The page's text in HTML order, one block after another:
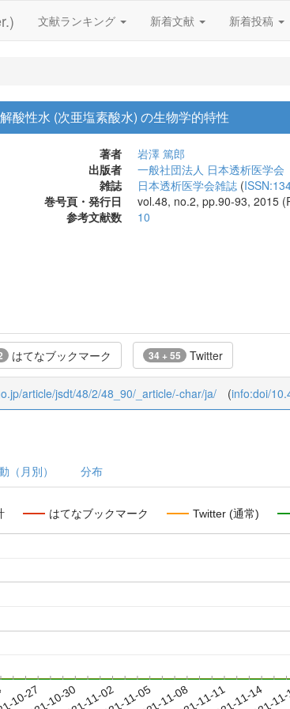
文献ランキング 新着文献 新着投稿
酸性水 (次亜塩素酸水) の生物学的特性
著者
岩澤 篤郎
出版者
一般社団法人 日本透析医学会
雑誌
日本透析医学会雑誌 (
巻号頁・発行日
vol.48, no.2, pp.90-93, 2015
参考文献数
10
はてなブックマーク 34 + 55 Twitter
article/jsdt/48/2/48_90/_article/-char/ja/ (info:doi/
（月別） 分布
はてなブックマーク Twitter (通常)